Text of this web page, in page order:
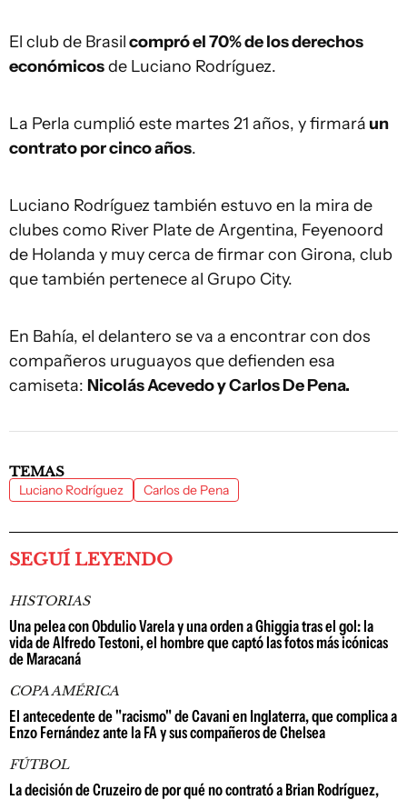
El club de Brasilcompró el 70% de los derechos
económicosde Luciano Rodríguez.
La Perla cumplió este martes 21 años, y firmará un
contrato por cinco años.
Luciano Rodríguez también estuvo en la mira de
clubes como River Plate de Argentina, Feyenoord
de Holanda y muy cerca de firmar con Girona, club
que también pertenece al Grupo City.
En Bahía, el delantero se va a encontrar con dos
compañeros uruguayos que defienden esa
camiseta: Nicolás Acevedo y Carlos De Pena.
TEMAS
Luciano Rodríguez Carlos de Pena
SEGUÍ LEYENDO
HISTORIAS
Una pelea con Obdulio Varela y una orden a Ghiggia tras el gol: la
vida de Alfredo Testoni, el hombre que captó las fotos más icónicas
de Maracaná
COPA AMÉRICA
El antecedente de "racismo" de Cavani en Inglaterra, que complica a
Enzo Fernández ante la FA y sus compañeros de Chelsea
FÚTBOL
La decisión de Cruzeiro de por qué no contrató a Brian Rodríguez,